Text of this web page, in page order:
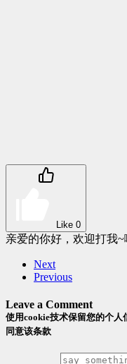
Like 0
亲爱的你好，欢迎打我~
Next
Previous
Leave a Comment
使用cookie技术保留您的个
同意该条款